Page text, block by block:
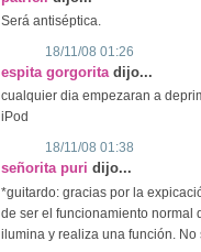
Será antiséptica.
18/11/08 01:26
espita gorgorita dijo...
cualquier dia empezaran a
iPod
18/11/08 01:38
señorita puri dijo...
*guitardo: gracias por la
de ser el funcionamiento normal
ilumina y realiza una función. No